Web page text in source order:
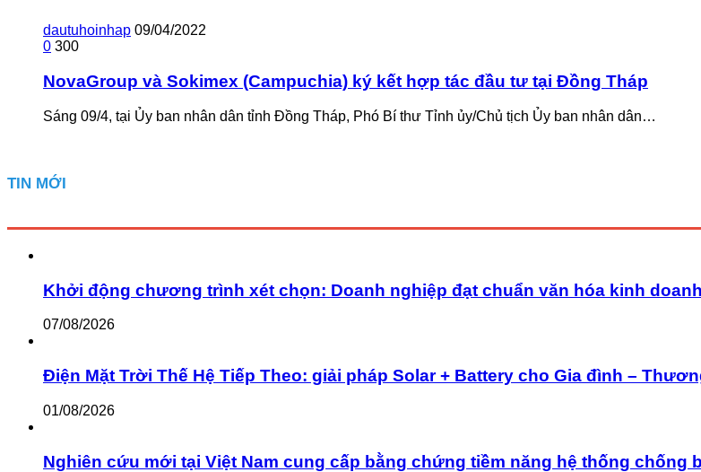
dautuhoinhap 09/04/2022
0 300
NovaGroup và Sokimex (Campuchia) ký kết hợp tác đầu tư tại Đồng Tháp
Sáng 09/4, tại Ủy ban nhân dân tỉnh Đồng Tháp, Phó Bí thư Tỉnh ủy/Chủ tịch Ủy ban nhân dân…
TIN MỚI
Khởi động chương trình xét chọn: Doanh nghiệp đạt chuẩn văn hóa kinh doanh
07/08/2026
Điện Mặt Trời Thế Hệ Tiếp Theo: giải pháp Solar + Battery cho Gia đình –
01/08/2026
Nghiên cứu mới tại Việt Nam cung cấp bằng chứng tiềm năng hệ thống